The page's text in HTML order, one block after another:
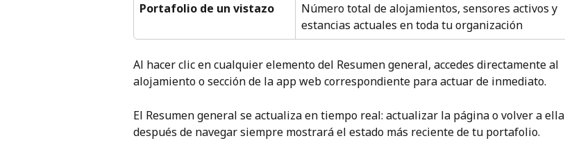
Portafolio de un vistazo
Número total de alojamientos, sensores activos y
estancias actuales en toda tu organización
Al hacer clic en cualquier elemento del Resumen general, accedes directamente al
alojamiento o sección de la app web correspondiente para actuar de inmediato.
El Resumen general se actualiza en tiempo real: actualizar la página o volver a ella
después de navegar siempre mostrará el estado más reciente de tu portafolio.